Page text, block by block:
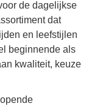
de dagelijkse
dat
en leefstijlen
beginnende als
kwaliteit, keuze